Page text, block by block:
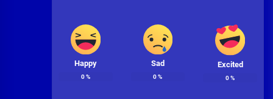
Happy
0%
Sad
0%
Excited
0%